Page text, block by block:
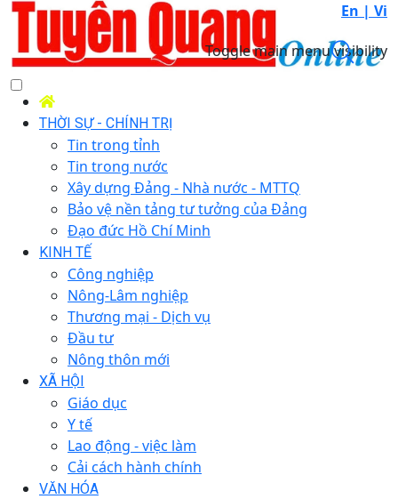
En | Vi
Toggle main menu visibility
THỜI SỰ - CHÍNH TRỊ
Tin trong tỉnh
Tin trong nước
Xây dựng Đảng - Nhà nước - MTTQ
Bảo vệ nền tảng tư tưởng của Đảng
Đạo đức Hồ Chí Minh
KINH TẾ
Công nghiệp
Nông-Lâm nghiệp
Thương mại - Dịch vụ
Đầu tư
Nông thôn mới
XÃ HỘI
Giáo dục
Y tế
Lao động - việc làm
Cải cách hành chính
VĂN HÓA